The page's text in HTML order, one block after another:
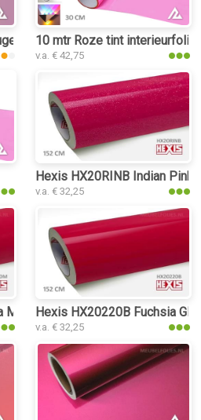
Pink 3047 interieurfolie
10 mtr Roze tint interieurfolie
v.a. € 42,75
Hexis HX20RINB Indian Pink
v.a. € 32,25
Matt interieurfolie
Hexis HX20220B Fuchsia
v.a. € 32,25